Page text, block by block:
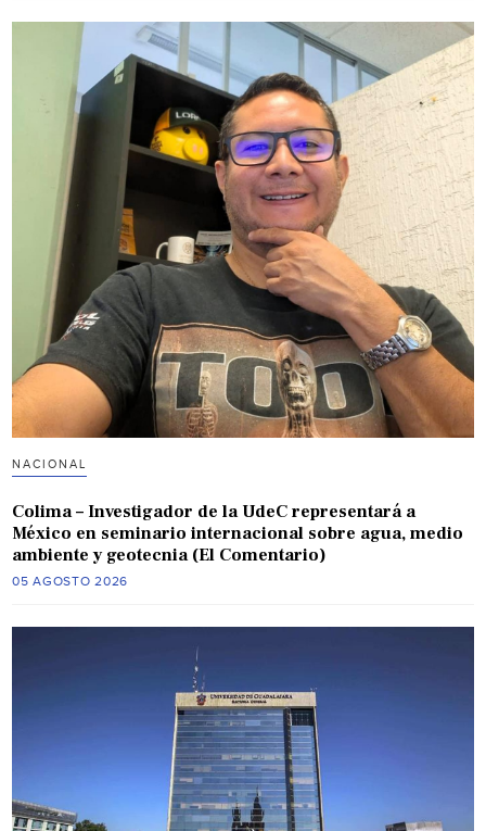
NACIONAL
Colima – Investigador de la UdeC representará a
México en seminario internacional sobre agua, medio
ambiente y geotecnia (El Comentario)
05 AGOSTO 2026